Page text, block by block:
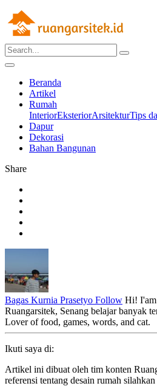
Beranda
Artikel
Rumah
InteriorEksteriorArsitekturTips
Dapur
Dekorasi
Bahan Bangunan
Share
Bagas Kurnia Prasetyo Follow Hi! I'am
Ruangarsitek, Senang belajar banyak
Lover of food, games, words, and cat.
Ikuti saya di:
Artikel ini dibuat oleh tim konten
referensi tentang desain rumah